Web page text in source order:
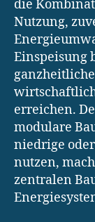
die
Nutzung,
Einspeisung
erreichen.
modulare
niedrige
nutzen,
zentralen